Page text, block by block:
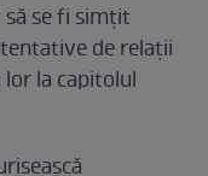
să se fi simțit
de relații
lor la capitolul